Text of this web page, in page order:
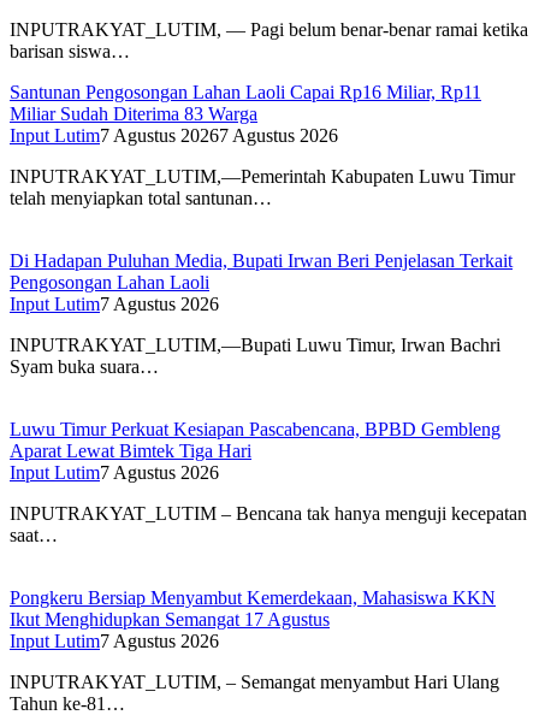
INPUTRAKYAT_LUTIM, — Pagi belum benar-benar ramai ketika
barisan siswa…
Santunan Pengosongan Lahan Laoli Capai Rp16 Miliar, Rp11
Miliar Sudah Diterima 83 Warga
Input Lutim7 Agustus 20267 Agustus 2026
INPUTRAKYAT_LUTIM,—Pemerintah Kabupaten Luwu Timur
telah menyiapkan total santunan…
Di Hadapan Puluhan Media, Bupati Irwan Beri Penjelasan Terkait
Pengosongan Lahan Laoli
Input Lutim7 Agustus 2026
INPUTRAKYAT_LUTIM,—Bupati Luwu Timur, Irwan Bachri
Syam buka suara…
Luwu Timur Perkuat Kesiapan Pascabencana, BPBD Gembleng
Aparat Lewat Bimtek Tiga Hari
Input Lutim7 Agustus 2026
INPUTRAKYAT_LUTIM – Bencana tak hanya menguji kecepatan
saat…
Pongkeru Bersiap Menyambut Kemerdekaan, Mahasiswa KKN
Ikut Menghidupkan Semangat 17 Agustus
Input Lutim7 Agustus 2026
INPUTRAKYAT_LUTIM, – Semangat menyambut Hari Ulang
Tahun ke-81…